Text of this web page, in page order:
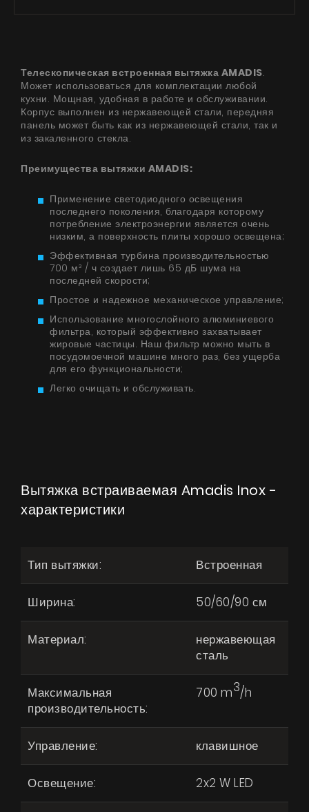
Телескопическая встроенная вытяжка AMADIS.
Может использоваться для комплектации любой
кухни. Мощная, удобная в работе и обслуживании.
Корпус выполнен из нержавеющей стали, передняя
панель может быть как из нержавеющей стали, так и
из закаленного стекла.
Преимущества вытяжки AMADIS:
Применение светодиодного освещения
последнего поколения, благодаря которому
потребление электроэнергии является очень
низким, а поверхность плиты хорошо освещена;
Эффективная турбина производительностью
700 м³ / ч создает лишь 65 дБ шума на
последней скорости;
Простое и надежное механическое управление;
Использование многослойного алюминиевого
фильтра, который эффективно захватывает
жировые частицы. Наш фильтр можно мыть в
посудомоечной машине много раз, без ущерба
для его функциональности;
Легко очищать и обслуживать.
Вытяжка встраиваемая Amadis Inox -
характеристики
Тип вытяжки: Встроенная
Ширина: 50/60/90 см
Материал:
нержавеющая
сталь
Максимальная
производительность:
700 m3/h
Управление: клавишное
Освещение: 2x2 W LED